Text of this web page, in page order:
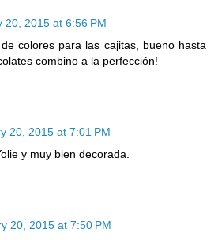
20, 2015 at 6:56 PM
colores para las cajitas, bueno hasta
combino a la perfección!
20, 2015 at 7:01 PM
y muy bien decorada.
20, 2015 at 7:50 PM